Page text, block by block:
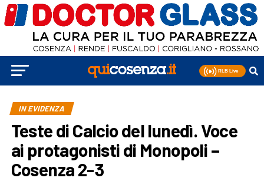
IN EVIDENZA
Teste di Calcio del lunedì. Voce
ai protagonisti di Monopoli –
Cosenza 2-3